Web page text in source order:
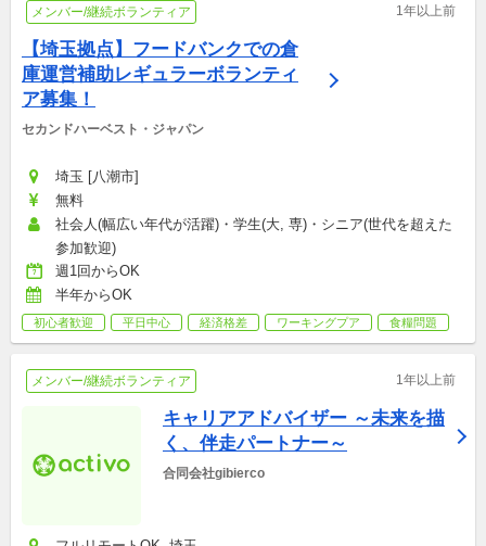
メンバー/継続ボランティア 1年以上前
【埼玉拠点】フードバンクでの倉
庫運営補助レギュラーボランティ
ア募集！
セカンドハーベスト・ジャパン
埼玉 [八潮市]
無料
社会人(幅広い年代が活躍)・学生(大, 専)・シニア(世代を超えた
参加歓迎)
週1回からOK
半年からOK
初心者歓迎 平日中心 経済格差 ワーキングプア 食糧問題
メンバー/継続ボランティア 1年以上前
キャリアアドバイザー ～未来を描
く、伴走パートナー～
合同会社gibierco